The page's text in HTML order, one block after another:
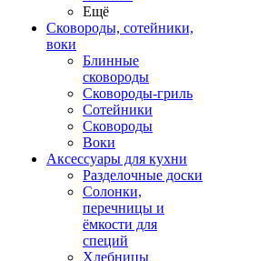
Ещё
Сковороды, сотейники,
воки
Блинные
сковороды
Сковороды-гриль
Сотейники
Сковороды
Воки
Аксессуары для кухни
Разделочные доски
Солонки,
перечницы и
ёмкости для
специй
Хлебницы